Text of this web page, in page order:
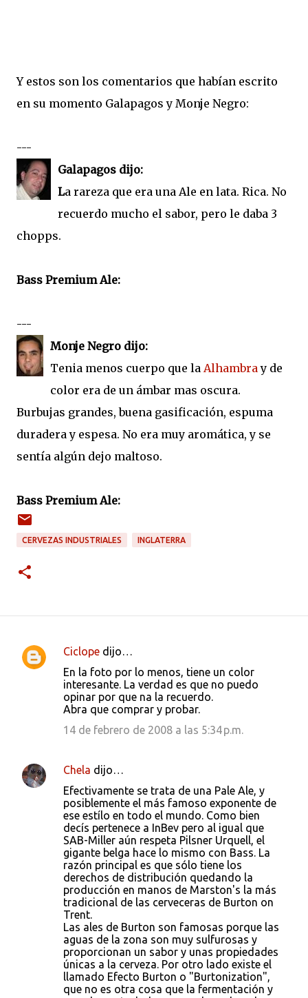
Y estos son los comentarios que habían escrito
en su momento Galapagos y Monje Negro:
---
Galapagos dijo:
La rareza que era una Ale en lata. Rica. No
recuerdo mucho el sabor, pero le daba 3
chopps.
Bass Premium Ale:
---
Monje Negro dijo:
Tenia menos cuerpo que la Alhambray de
color era de un ámbar mas oscura.
Burbujas grandes, buena gasificación, espuma
duradera y espesa. No era muy aromática, y se
sentía algún dejo maltoso.
Bass Premium Ale:
CERVEZAS INDUSTRIALES INGLATERRA
C
a
Ciclope dijo…
En la foto por lo menos, tiene un color
interesante. La verdad es que no puedo
opinar por que na la recuerdo.
Abra que comprar y probar.
14 de febrero de 2008 a las 5:34 p.m.
Chela dijo…
Efectivamente se trata de una Pale Ale, y
posiblemente el más famoso exponente de
ese estílo en todo el mundo. Como bien
decís pertenece a InBev pero al igual que
SAB-Miller aún respeta Pilsner Urquell, el
gigante belga hace lo mismo con Bass. La
razón principal es que sólo tiene los
derechos de distribución quedando la
producción en manos de Marston's la más
tradicional de las cerveceras de Burton on
Trent.
Las ales de Burton son famosas porque las
aguas de la zona son muy sulfurosas y
proporcionan un sabor y unas propiedades
únicas a la cerveza. Por otro lado existe el
llamado Efecto Burton o "Burtonization",
que no es otra cosa que la fermentación y